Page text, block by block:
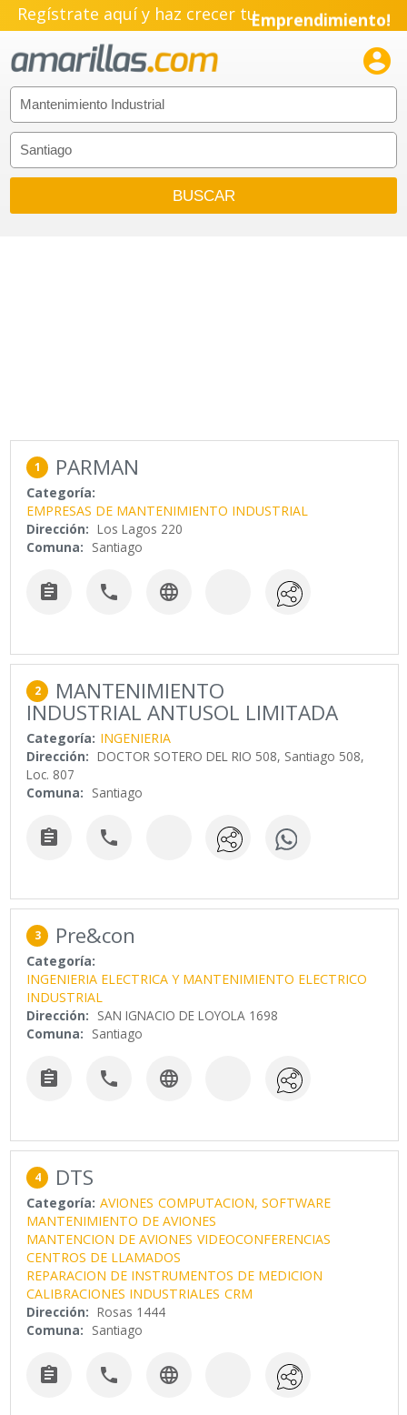
Regístrate aquí y haz crecer tuEmprendimiento!

1 PARMAN
Categoría:
EMPRESAS DE MANTENIMIENTO INDUSTRIAL
Dirección: Los Lagos 220
Comuna: Santiago
  
2 MANTENIMIENTO
INDUSTRIAL ANTUSOL LIMITADA
Categoría: INGENIERIA
Dirección: DOCTOR SOTERO DEL RIO 508, Santiago 508,
Loc. 807
Comuna: Santiago
 
3 Pre&con
Categoría:
INGENIERIA ELECTRICA Y MANTENIMIENTO ELECTRICO
INDUSTRIAL
Dirección: SAN IGNACIO DE LOYOLA 1698
Comuna: Santiago
  
4 DTS
Categoría: AVIONES COMPUTACION, SOFTWARE
MANTENIMIENTO DE AVIONES
MANTENCION DE AVIONES VIDEOCONFERENCIAS
CENTROS DE LLAMADOS
REPARACION DE INSTRUMENTOS DE MEDICION
CALIBRACIONES INDUSTRIALES CRM
Dirección: Rosas 1444
Comuna: Santiago
  